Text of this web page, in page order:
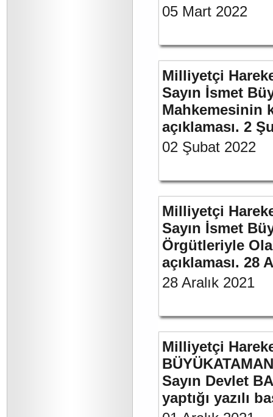
05 Mart 2022
Milliyetçi
Sayın İsmet
Mahkemesinin
açıklaması. 2
02 Şubat 2022
Milliyetçi
Sayın İsmet
Örgütleriyle
açıklaması. 28
28 Aralık 2021
Milliyetçi
Sayın Devlet
yaptığı yazılı